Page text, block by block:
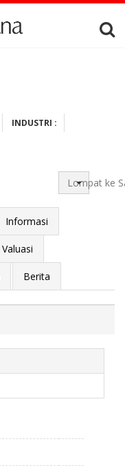
INDUSTRI :
Lompat ke
Informasi
Valuasi
Berita